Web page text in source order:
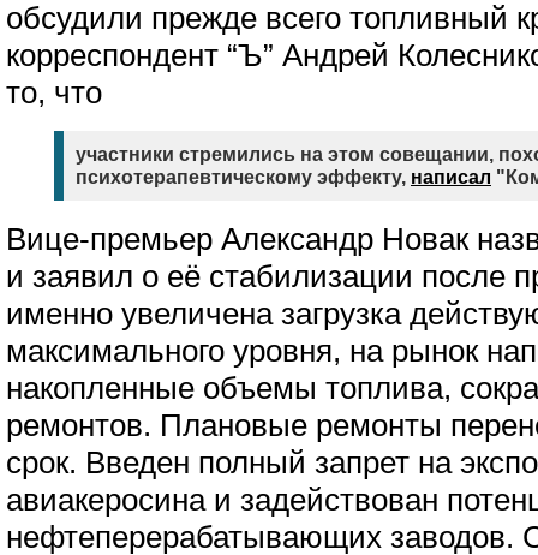
обсудили прежде всего топливный
корреспондент “Ъ” Андрей
то, что
участники стремились на этом совещании,
психотерапевтическому эффекту, написал
Вице-премьер Александр Новак
и заявил о её стабилизации после
именно увеличена загрузка
максимального уровня, на рынок
накопленные объемы топлива,
ремонтов. Плановые ремонты
срок. Введен полный запрет на
авиакеросина и задействован
нефтеперерабатывающих заводов.